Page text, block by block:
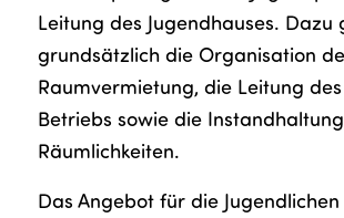
Leitung des Jugendhauses. Dazu
grundsätzlich die Organisation
Raumvermietung, die Leitung
Betriebs sowie die
Räumlichkeiten.
Das Angebot für die